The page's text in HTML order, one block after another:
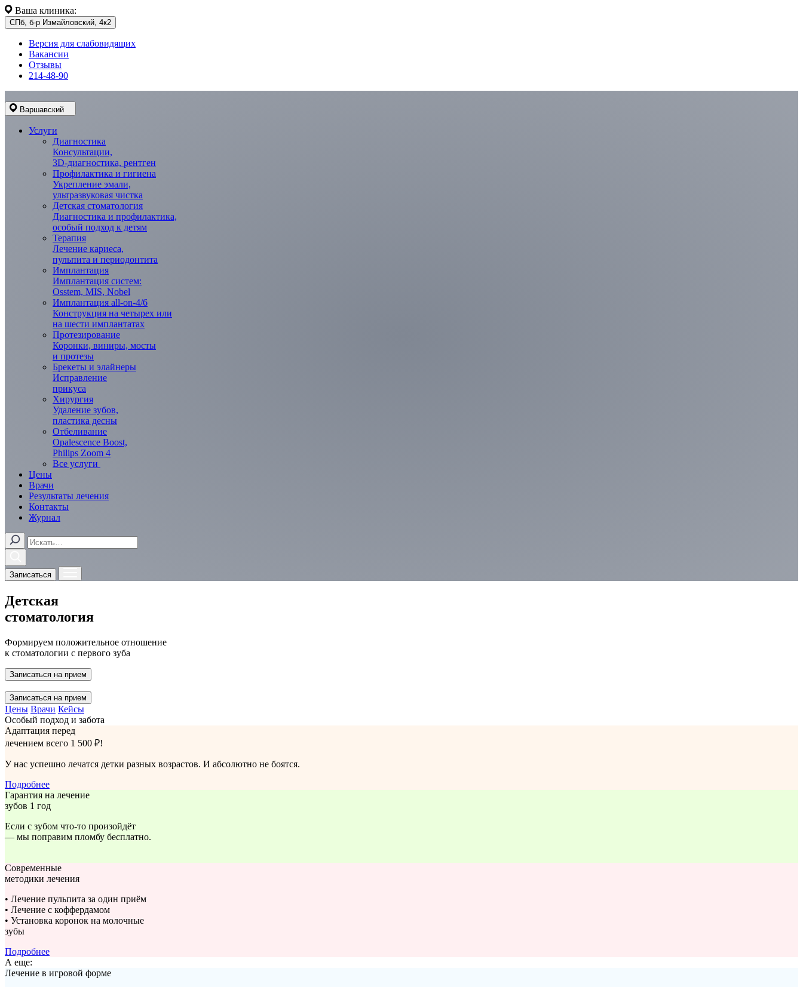
Ваша клиника:
СПб, б-р Измайловский, 4к2
Версия для слабовидящих
Вакансии
Отзывы
214-48-90
Варшавский
Услуги
Диагностика
Консультации,
3D-диагностика, рентген
Профилактика и гигиена
Укрепление эмали,
ультразвуковая чистка
Детская стоматология
Диагностика и профилактика,
особый подход к детям
Терапия
Лечение кариеса,
пульпита и периодонтита
Имплантация
Имплантация систем:
Osstem, MIS, Nobel
Имплантация all-on-4/6
Конструкция на четырех или
на шести имплантатах
Протезирование
Коронки, виниры, мосты
и протезы
Брекеты и элaйнеры
Исправление
прикуса
Хирургия
Удаление зубов,
пластика десны
Отбеливание
Opalescence Boost,
Philips Zoom 4
Все услуги
Цены
Врачи
Результаты лечения
Контакты
Журнал
Записаться
Детская
стоматология
Формируем положительное отношение
к стоматологии с первого зуба
Записаться на прием
Записаться на прием
Цены Врачи Кейсы
Особый подход и забота
Адаптация перед
лечением всего 1 500 ₽!
У нас успешно лечатся детки разных возрастов. И абсолютно не боятся.
Подробнее
Гарантия на лечение
зубов 1 год
Если с зубом что-то произойдёт
— мы поправим пломбу бесплатно.
Современные
методики лечения
• Лечение пульпита за один приём
• Лечение с коффердамом
• Установка коронок на молочные
зубы
Подробнее
А еще:
Лечение в игровой форме